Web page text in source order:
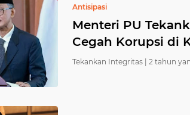
Antisipasi
Menteri PU
Cegah Korupsi di
Tekankan Integritas | 2 tahun